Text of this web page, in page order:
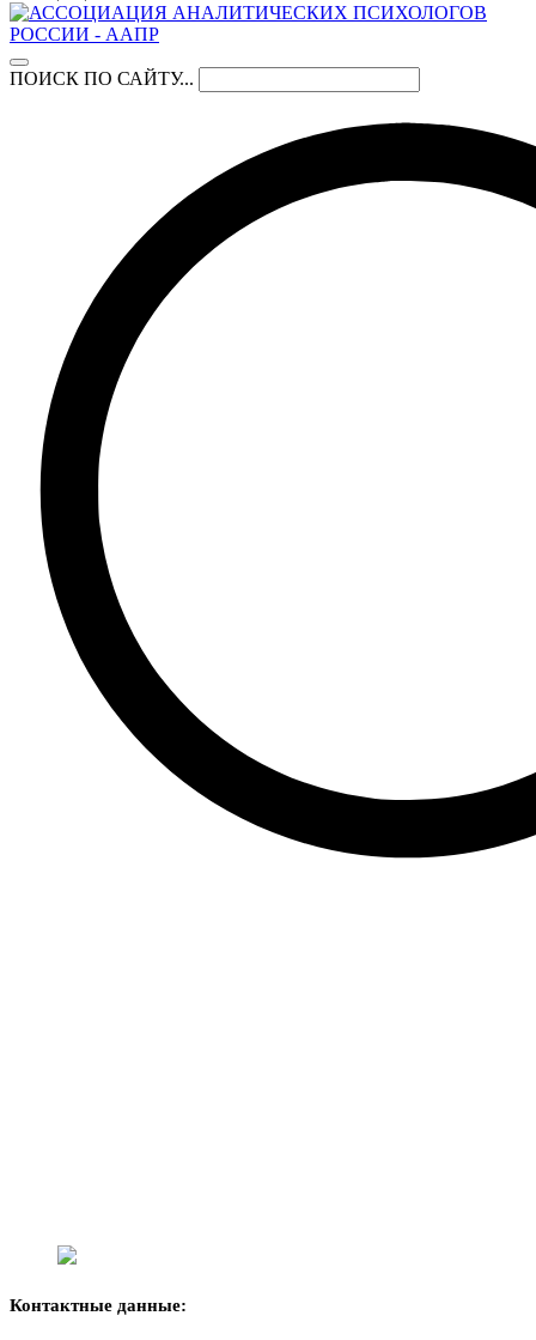
ПОИСК ПО САЙТУ...
Контактные данные: